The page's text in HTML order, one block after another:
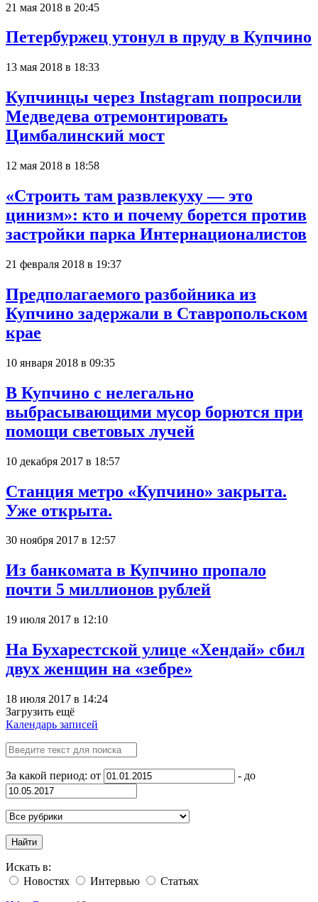
21 мая 2018 в 20:45
Петербуржец утонул в пруду в Купчино
13 мая 2018 в 18:33
Купчинцы через Instagram попросили
Медведева отремонтировать
Цимбалинский мост
12 мая 2018 в 18:58
«Строить там развлекуху — это
цинизм»: кто и почему борется против
застройки парка Интернационалистов
21 февраля 2018 в 19:37
Предполагаемого разбойника из
Купчино задержали в Ставропольском
крае
10 января 2018 в 09:35
В Купчино с нелегально
выбрасывающими мусор борются при
помощи световых лучей
10 декабря 2017 в 18:57
Станция метро «Купчино» закрыта.
Уже открыта.
30 ноября 2017 в 12:57
Из банкомата в Купчино пропало
почти 5 миллионов рублей
19 июля 2017 в 12:10
На Бухарестской улице «Хендай» сбил
двух женщин на «зебре»
18 июля 2017 в 14:24
Загрузить ещё
Календарь записей
За какой период: от - до
Найти
Искать в:
Новостях
Интервью
Статьях